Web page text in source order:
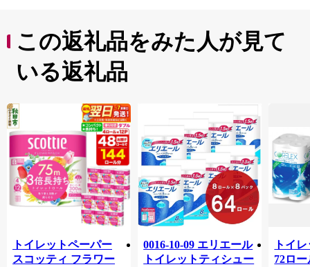
この返礼品をみた人が見て
いる返礼品
トイレットペーパー
スコッティ フラワー
0016-10-09 エリエール
トイレットティシュー
トイ
72ロ